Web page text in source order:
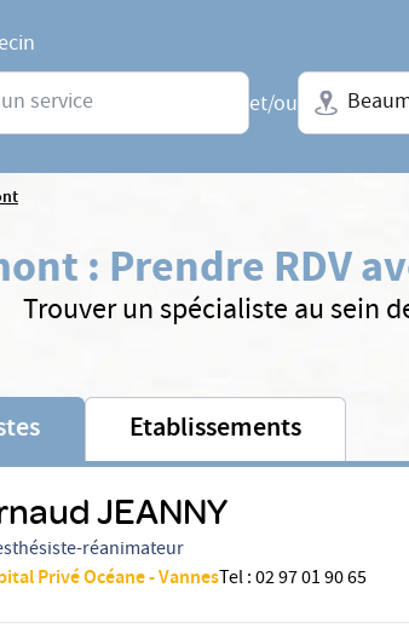
et/ou
Ville + N°
: Prendre RDV
Trouver un spécialiste au sein
Etablissements
JEANNY
réanimateur
Privé Océane - VannesTel:02 97 01 90 65